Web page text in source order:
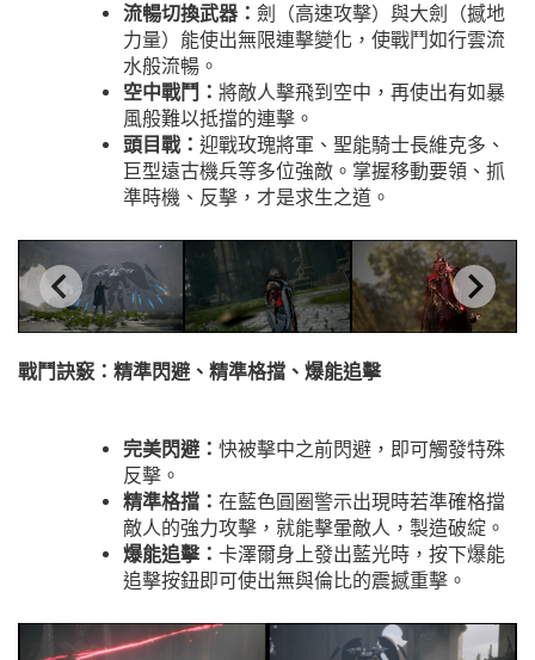
流暢切換武器： 劍（高速攻擊）與大劍（撼地
力量）能使出無限連擊變化，使戰鬥如行雲流
水般流暢。
空中戰鬥： 將敵人擊飛到空中，再使出有如暴
風般難以抵擋的連擊。
頭目戰： 迎戰玫瑰將軍、聖能騎士長維克多、
巨型遠古機兵等多位強敵。掌握移動要領、抓
準時機、反擊，才是求生之道。
戰鬥訣竅：精準閃避、精準格擋、爆能追擊
完美閃避： 快被擊中之前閃避，即可觸發特殊
反擊。
精準格擋： 在藍色圓圈警示出現時若準確格擋
敵人的強力攻擊，就能擊暈敵人，製造破綻。
爆能追擊： 卡澤爾身上發出藍光時，按下爆能
追擊按鈕即可使出無與倫比的震撼重擊。